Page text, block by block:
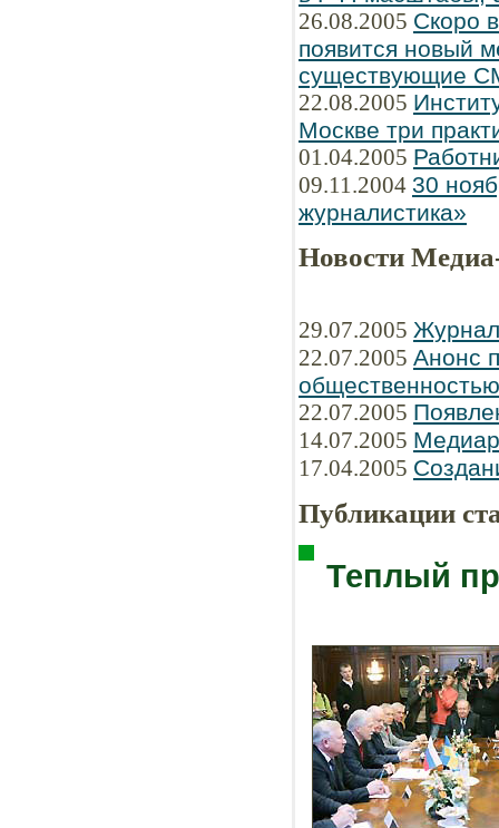
26.08.2005 Скоро
появится новый
существующие
22.08.2005
Москве три
01.04.2005
09.11.2004 30
журналистика»
Новости
29.07.2005
22.07.2005 Анонс
общественностью
22.07.2005
14.07.2005
17.04.2005
Публикации
Теплый